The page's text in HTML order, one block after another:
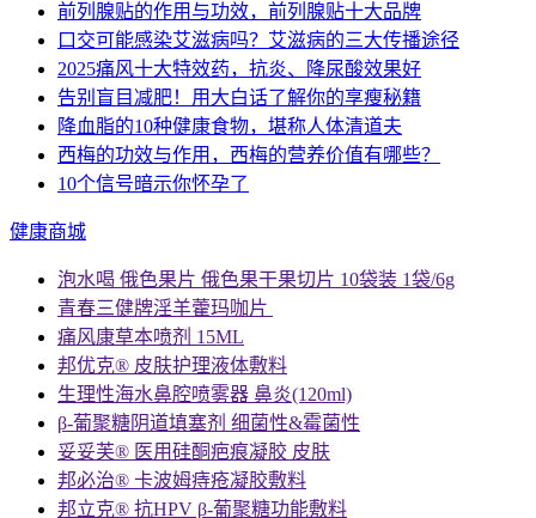
前列腺贴的作用与功效，前列腺贴十大品牌
口交可能感染艾滋病吗？艾滋病的三大传播途径
2025痛风十大特效药，抗炎、降尿酸效果好
告别盲目减肥！用大白话了解你的享瘦秘籍
降血脂的10种健康食物，堪称人体清道夫
西梅的功效与作用，西梅的营养价值有哪些？
10个信号暗示你怀孕了
健康商城
泡水喝 俄色果片 俄色果干果切片 10袋装 1袋/6g
青春三健牌淫羊藿玛咖片
痛风康草本喷剂 15ML
邦优克® 皮肤护理液体敷料
生理性海水鼻腔喷雾器 鼻炎(120ml)
β-葡聚糖阴道填塞剂 细菌性&霉菌性
妥妥芙® 医用硅酮疤痕凝胶 皮肤
邦必治® 卡波姆痔疮凝胶敷料
邦立克® 抗HPV β-葡聚糖功能敷料